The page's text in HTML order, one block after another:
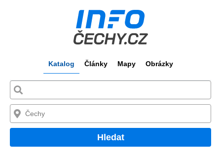
Katalog Články Mapy Obrázky
Hledat